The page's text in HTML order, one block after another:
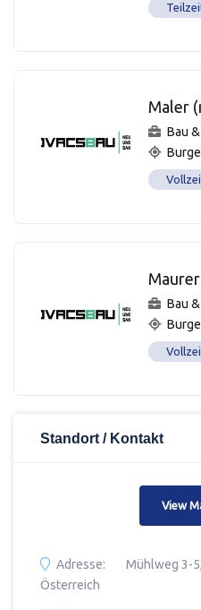
Maler
Bau
Bau
Standort / Kontakt
View
Adresse:
Mühlweg 3-
Österreich